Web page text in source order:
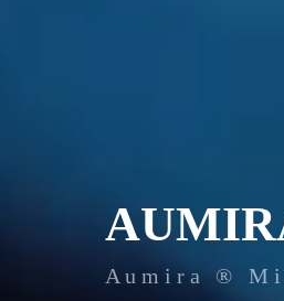
Aumira ®